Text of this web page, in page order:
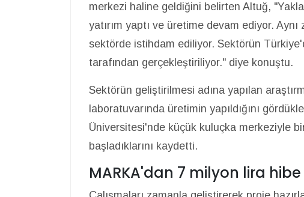
merkezi haline geldiğini belirten Altuğ,
yatırım yaptı ve üretime devam ediyor.
sektörde istihdam ediliyor. Sektörün
tarafından gerçekleştiriliyor." diye konuştu.
Sektörün geliştirilmesi adına yapılan
laboratuvarında üretimin yapıldığını
Üniversitesi'nde küçük kuluçka merkeziyle
başladıklarını kaydetti.
MARKA'dan 7 milyon lira hibe